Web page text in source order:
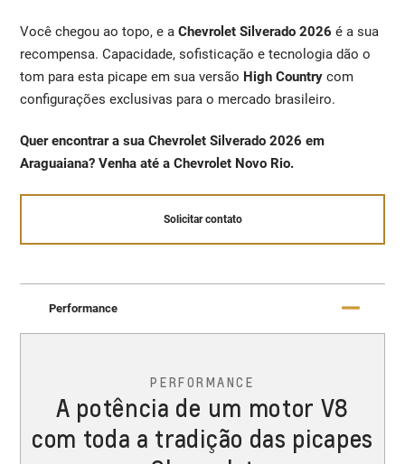
Você chegou ao topo, e aChevrolet Silverado 2026 é a sua
recompensa. Capacidade, sofisticação e tecnologia dão o
tom para esta picape em sua versão High Countrycom
configurações exclusivas para o mercado brasileiro.
Quer encontrar a sua Chevrolet Silverado 2026 em
Araguaiana? Venha até a Chevrolet Novo Rio.
Solicitar contato
Performance
PERFORMANCE
A potência de um motor V8
com toda a tradição das picapes